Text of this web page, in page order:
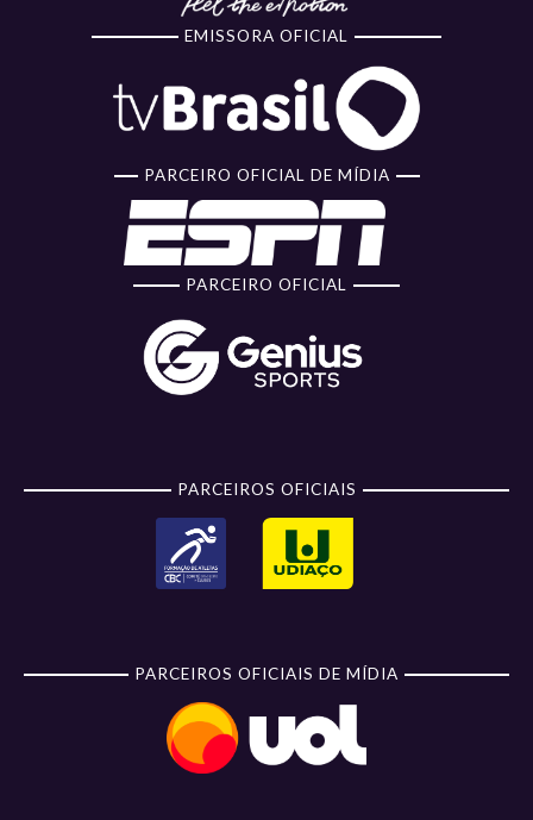
EMISSORA OFICIAL
PARCEIRO OFICIAL DE MÍDIA
PARCEIRO OFICIAL
PARCEIROS OFICIAIS
PARCEIROS OFICIAIS DE MÍDIA